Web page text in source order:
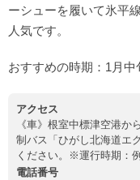
ーシューを履いて氷平
人気です。
おすすめの時期：1月中
アクセス
《車》根室中標津空港か
制バス「ひがし北海道エ
ください。※運行時期：
電話番号